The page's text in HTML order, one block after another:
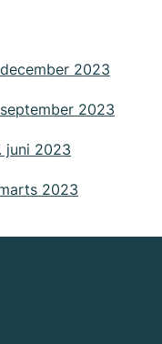
2023
2023
juni 2023
2023